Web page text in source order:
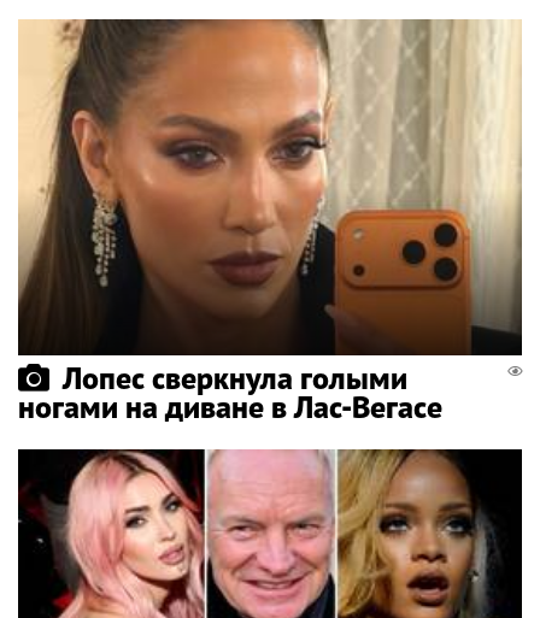
Лопес сверкнула голыми
ногами на диване в Лас-Вегасе